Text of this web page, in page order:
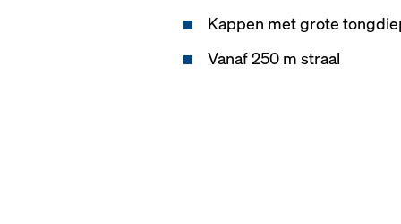
Kappen met grote
Vanaf 250 m straal